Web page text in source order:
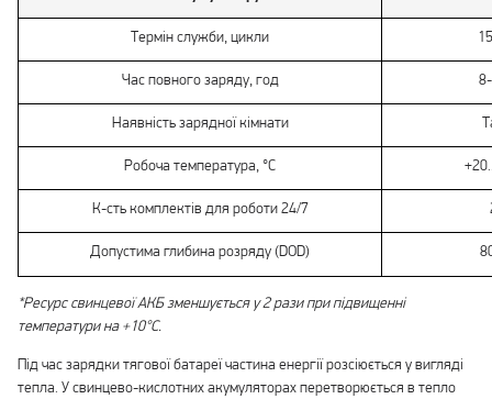
Термін служби, цикли
Час повного заряду, год
Наявність зарядної кімнати
Робоча температура, °С
К-сть комплектів для роботи 24/7
Допустима глибина розряду (DOD)
*Ресурс свинцевої АКБ зменшується у 2 рази при підвищенні
температури на +10°С.
Під час зарядки тягової батареї частина енергії розсіюється у вигляді
тепла. У свинцево-кислотних акумуляторах перетворюється в тепло